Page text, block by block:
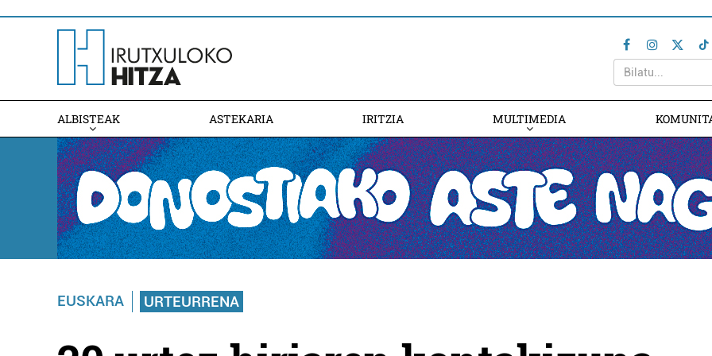
ALBISTEAK ASTEKARIA IRITZIA MULTIMEDIA
EUSKARA URTEURRENA